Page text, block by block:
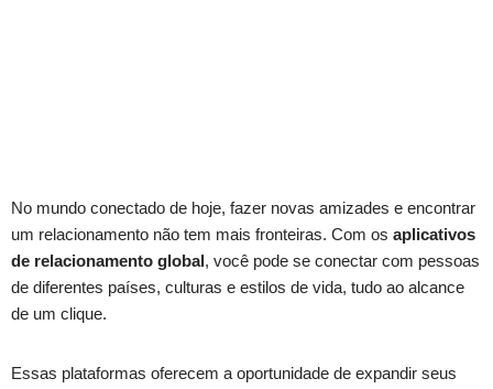
No mundo conectado de hoje, fazer novas amizades e encontrar
um relacionamento não tem mais fronteiras. Com os aplicativos
de relacionamento global, você pode se conectar com pessoas
de diferentes países, culturas e estilos de vida, tudo ao alcance
de um clique.
Essas plataformas oferecem a oportunidade de expandir seus